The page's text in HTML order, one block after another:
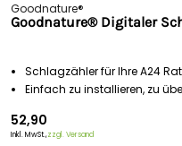
Goodnature®
Goodnature® Digitaler
Schlagzähler für Ihre A24
Einfach zu installieren, zu
52,90
Inkl. MwSt.,zzgl. Versand